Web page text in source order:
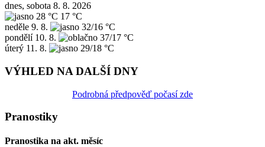
dnes, sobota 8. 8. 2026
28 °C 17 °C
neděle 9. 8.
32/16 °C
pondělí 10. 8.
37/17 °C
úterý 11. 8. 29/18 °C
VÝHLED NA DALŠÍ DNY
Podrobná předpověď počasí zde
Pranostiky
Pranostika na akt. měsíc